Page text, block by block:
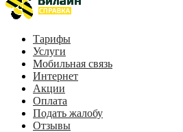
Тарифы
Услуги
Мобильная связь
Интернет
Акции
Оплата
Подать жалобу
Отзывы